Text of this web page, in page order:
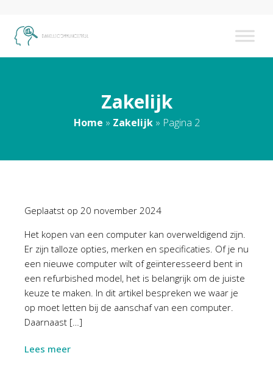
Zakelijk
Home » Zakelijk» Pagina 2
Geplaatst op 20 november 2024
Het kopen van een computer kan overweldigend zijn.
Er zijn talloze opties, merken en specificaties. Of je nu
een nieuwe computer wilt of geïnteresseerd bent in
een refurbished model, het is belangrijk om de juiste
keuze te maken. In dit artikel bespreken we waar je
op moet letten bij de aanschaf van een computer.
Daarnaast […]
Lees meer